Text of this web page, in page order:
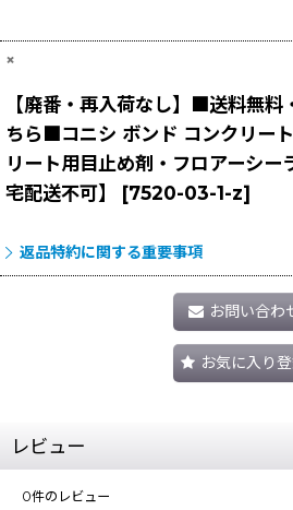
×
【廃番・再入荷なし】■送料無料
ちら■コニシ ボンド コンクリー
リート用目止め剤・フロアーシー
宅配送不可】
[7520-03-1-z]
返品特約に関する重要事項
お問い合わ
お気に入り
レビュー
0件のレビュー